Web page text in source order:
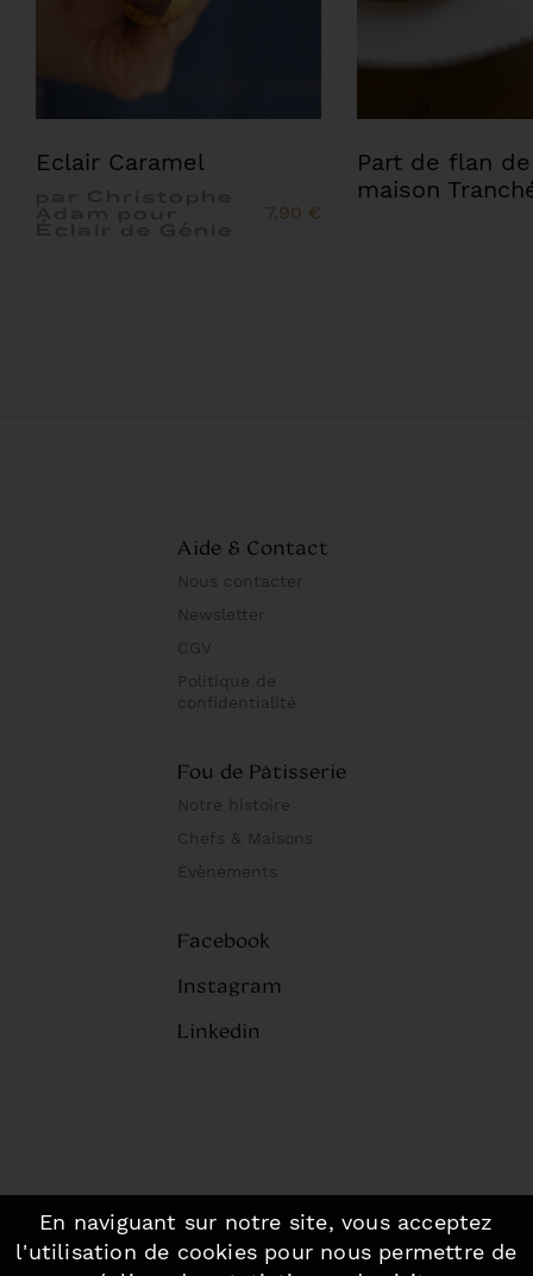
Eclair Caramel
7,90 €
Part de flan
maison
Aide & Contact
Nous contacter
Newsletter
CGV
Politique de
confidentialité
Fou de Pâtisserie
Notre histoire
Chefs & Maisons
Évènements
Facebook
Instagram
Linkedin
©2026 Fou de Pâtisserie, Paris.
Mentions légales - Plan du site
En naviguant sur notre site, vous acceptez
l'utilisation de cookies pour nous permettre de